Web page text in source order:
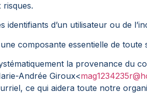
risques.
d’un utilisateur ou de
composante essentielle de toute
la provenance du
Andrée Giroux<
ce qui aidera toute notre